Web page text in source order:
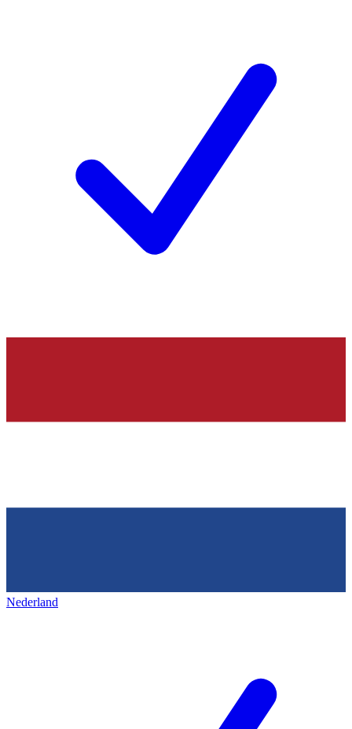
Nederland